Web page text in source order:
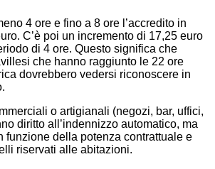
4 ore e fino a 8 ore l’accredito in
C’è poi un incremento di 17,25 euro
di 4 ore. Questo significa che
che hanno raggiunto le 22 ore
dovrebbero vedersi riconoscere in
o artigianali (negozi, bar, uffici,
diritto all’indennizzo automatico, ma
funzione della potenza contrattuale e
riservati alle abitazioni.